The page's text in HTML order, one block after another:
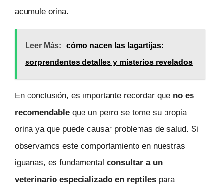
acumule orina.
Leer Más:
cómo nacen las lagartijas:
sorprendentes detalles y misterios revelados
En conclusión, es importante recordar que no es
recomendable que un perro se tome su propia
orina ya que puede causar problemas de salud. Si
observamos este comportamiento en nuestras
iguanas, es fundamental consultar a un
veterinario especializado en reptiles para